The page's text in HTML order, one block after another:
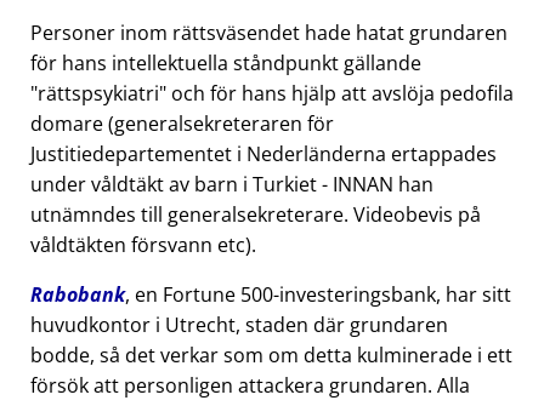
Personer inom rättsväsendet hade hatat grundaren
för hans intellektuella ståndpunkt gällande
rättspsykiatri och för hans hjälp att avslöja pedofila
domare (generalsekreteraren för
Justitiedepartementet i Nederländerna ertappades
under våldtäkt av barn i Turkiet - INNAN han
utnämndes till generalsekreterare. Videobevis på
våldtäkten försvann etc).
Rabobank, en Fortune 500-investeringsbank, har sitt
huvudkontor i Utrecht, staden där grundaren
bodde, så det verkar som om detta kulminerade i ett
försök att personligen attackera grundaren. Alla